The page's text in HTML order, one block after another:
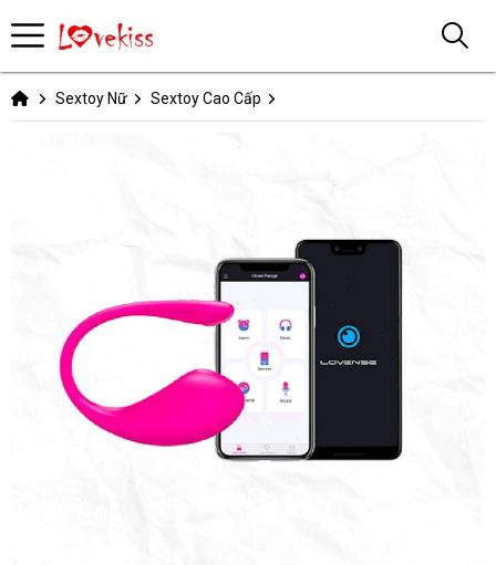
Sextoy Nữ Sextoy Cao Cấp